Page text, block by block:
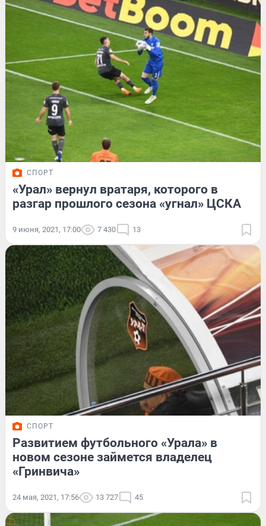
СПОРТ
«Урал» вернул вратаря, которого в
разгар прошлого сезона «угнал» ЦСКА
9 июня, 2021, 17:00 7 430 13
СПОРТ
Развитием футбольного «Урала» в
новом сезоне займется владелец
«Гринвича»
24 мая, 2021, 17:56 13 727 45